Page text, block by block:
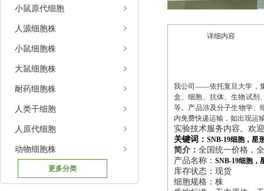
小鼠原代细胞
人源细胞株
小鼠细胞株
大鼠细胞株
耐药细胞株
人类干细胞
人原代细胞
动物细胞株
更多分类
详细内容
我公司——依托复旦大学，
盒、细胞、抗体、生物试剂
等。产品涉及分子生物学、
内免费快递运输，如出现运
实验技术服务内容。欢
关键词： SNB-19细胞，星
简介： 全国统一价格，
产品名称： SNB-19细胞，
库存状态：现货
细胞规格：株